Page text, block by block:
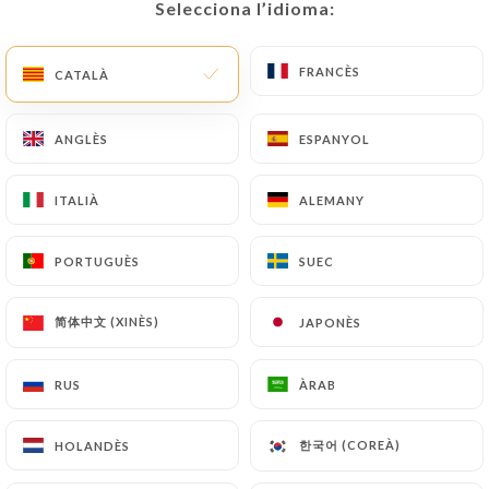
Selecciona l’idioma:
CATALÀ FRANCÈS
ANGLÈS ESPANYOL
ITALIÀ ALEMANY
PORTUGUÈS SUEC
简体中文 (XINÈS) JAPONÈS
RUS ÀRAB
HOLANDÈS 한국어 (COREÀ)
INICI/CONTACTAR
Les Tontons de Neuilly
Selecciona l’idioma:
CATALÀ FRANCÈS
ANGLÈS ESPANYOL
ITALIÀ ALEMANY
PORTUGUÈS SUEC
简体中文 (XINÈS) JAPONÈS
RUS ÀRAB
HOLANDÈS 한국어 (COREÀ)